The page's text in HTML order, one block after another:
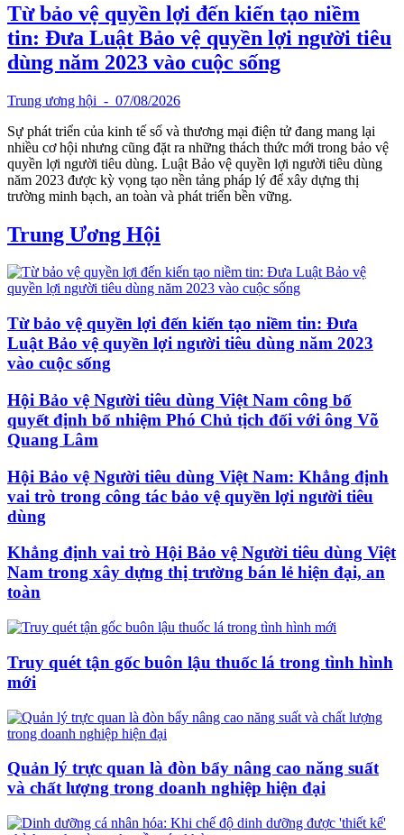
Từ bảo vệ quyền lợi đến kiến tạo niềm
tin: Đưa Luật Bảo vệ quyền lợi người tiêu
dùng năm 2023 vào cuộc sống
Trung ương hội - 07/08/2026
Sự phát triển của kinh tế số và thương mại điện tử đang mang lại
nhiều cơ hội nhưng cũng đặt ra những thách thức mới trong bảo vệ
quyền lợi người tiêu dùng. Luật Bảo vệ quyền lợi người tiêu dùng
năm 2023 được kỳ vọng tạo nền tảng pháp lý để xây dựng thị
trường minh bạch, an toàn và phát triển bền vững.
Trung Ương Hội
Từ bảo vệ quyền lợi đến kiến tạo niềm tin: Đưa
Luật Bảo vệ quyền lợi người tiêu dùng năm 2023
vào cuộc sống
Hội Bảo vệ Người tiêu dùng Việt Nam công bố
quyết định bổ nhiệm Phó Chủ tịch đối với ông Võ
Quang Lâm
Hội Bảo vệ Người tiêu dùng Việt Nam: Khẳng định
vai trò trong công tác bảo vệ quyền lợi người tiêu
dùng
Khẳng định vai trò Hội Bảo vệ Người tiêu dùng Việt
Nam trong xây dựng thị trường bán lẻ hiện đại, an
toàn
Truy quét tận gốc buôn lậu thuốc lá trong tình hình
mới
Quản lý trực quan là đòn bẩy nâng cao năng suất
và chất lượng trong doanh nghiệp hiện đại